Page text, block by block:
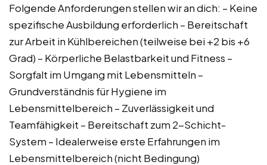
Folgende Anforderungen stellen wir an dich: – Keine
spezifische Ausbildung erforderlich – Bereitschaft
zur Arbeit in Kühlbereichen (teilweise bei +2 bis +6
Grad) – Körperliche Belastbarkeit und Fitness –
Sorgfalt im Umgang mit Lebensmitteln –
Grundverständnis für Hygiene im
Lebensmittelbereich – Zuverlässigkeit und
Teamfähigkeit – Bereitschaft zum 2-Schicht-
System – Idealerweise erste Erfahrungen im
Lebensmittelbereich (nicht Bedingung)